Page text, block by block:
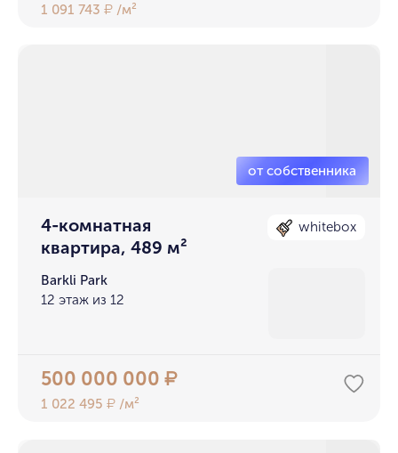
1 091 743₽ /м²
4-комнатная
квартира, 489 м²
whitebox
Barkli Park
12 этаж из 12
500 000 000₽
1 022 495₽ /м²